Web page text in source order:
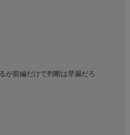
が前編だけで判断は早漏だろ